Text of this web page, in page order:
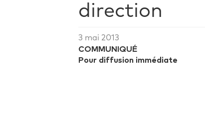
direction
3 mai 2013
COMMUNIQUÉ
Pour diffusion immédiate